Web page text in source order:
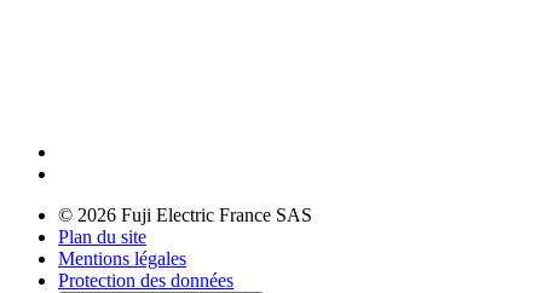
© 2026 Fuji Electric France SAS
Plan du site
Mentions légales
Protection des données